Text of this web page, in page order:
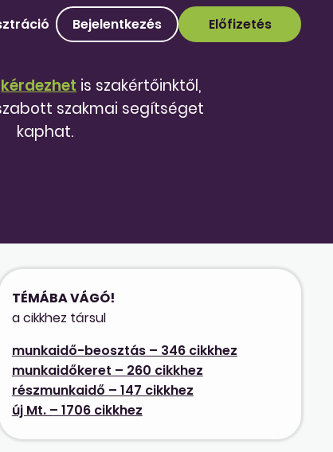
Bejelentkezés Előfizetés
kérdezhet is szakértőinktől,
szakmai segítséget
kaphat.
TÉMÁBA VÁGÓ!
a cikkhez társul
munkaidő-beosztás – 346 cikkhez
munkaidőkeret – 260 cikkhez
részmunkaidő – 147 cikkhez
új Mt. – 1706 cikkhez